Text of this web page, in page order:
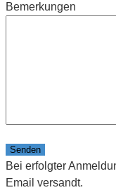
Bemerkungen
Bitte lasse dieses Feld
Bei erfolgter
Email versandt.